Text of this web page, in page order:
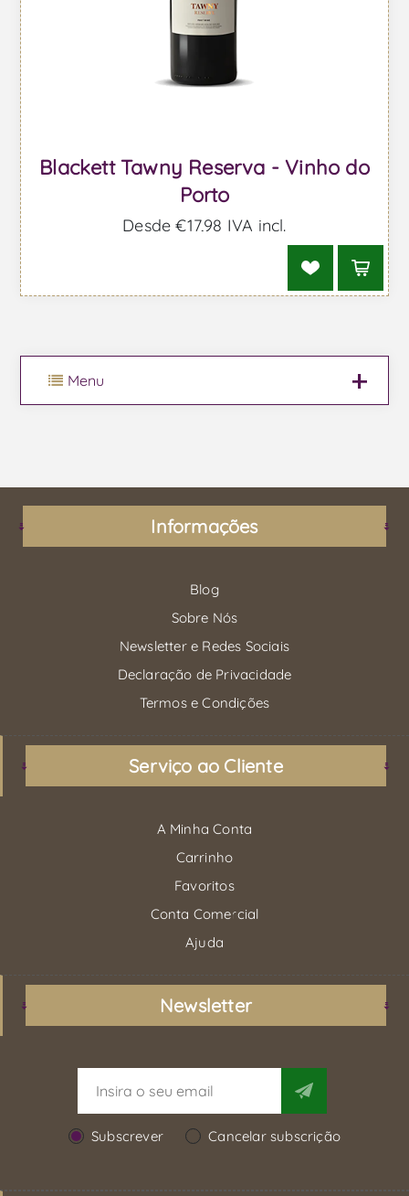
Blackett Tawny Reserva - Vinho do
Porto
Desde €17,98 IVA incl.
Menu
Informações
Blog
Sobre Nós
Newsletter e Redes Sociais
Declaração de Privacidade
Termos e Condições
Serviço ao Cliente
A Minha Conta
Carrinho
Favoritos
Conta Comercial
Ajuda
Newsletter
Subscrever Cancelar subscrição